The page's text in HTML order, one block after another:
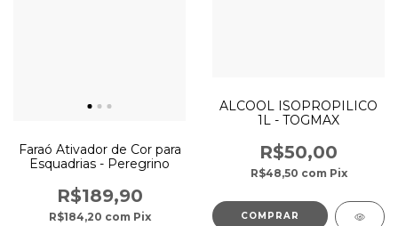
Faraó Ativador de Cor para
Esquadrias - Peregrino
R$189,90
R$184,20 com Pix
ALCOOL ISOPROPILICO
1L - TOGMAX
R$50,00
R$48,50 com Pix